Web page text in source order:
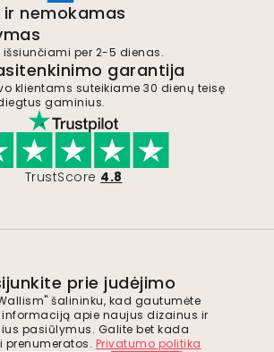
nemokamas
išsiunčiami per 2-5 dienas.
garantija
klientams suteikiame 30 dienų teisę
gaminius.
TrustScore 4.8
prie judėjimo
šalininku, kad gautumėte
apie naujus dizainus ir
pasiūlymus. Galite bet kada
prenumeratos. Privatumo politika